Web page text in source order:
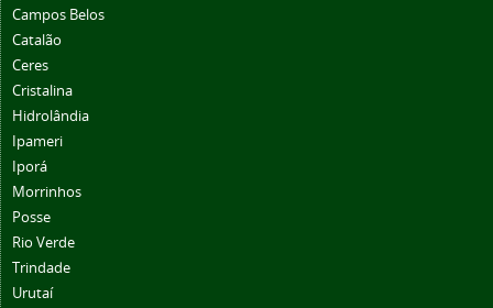
Campos Belos
Catalão
Ceres
Cristalina
Hidrolândia
Ipameri
Iporá
Morrinhos
Posse
Rio Verde
Trindade
Urutaí